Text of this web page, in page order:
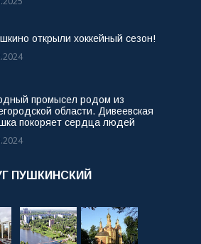
открыли хоккейный сезон!
промысел родом из
области. Дивеевская
покоряет сердца людей
ПУШКИНСКИЙ